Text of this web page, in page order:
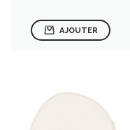
AJOUTER